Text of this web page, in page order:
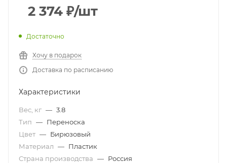
2 374 ₽/шт
Достаточно
Хочу в подарок
Доставка по расписанию
Характеристики
Вес, кг — 3.8
Тип — Переноска
Цвет — Бирюзовый
Материал — Пластик
Страна производства — Россия